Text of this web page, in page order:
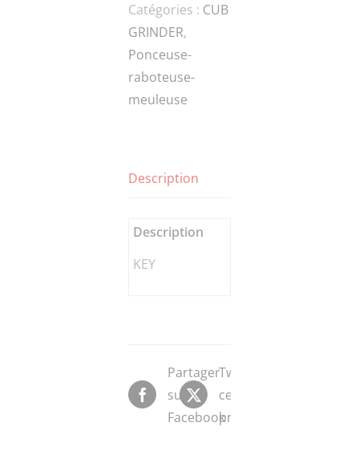
Catégories : CUB
GRINDER,
Ponceuse-
raboteuse-
meuleuse
Description
Description
KEY
Partager
sur
Facebook
Tweeter
ce
produit